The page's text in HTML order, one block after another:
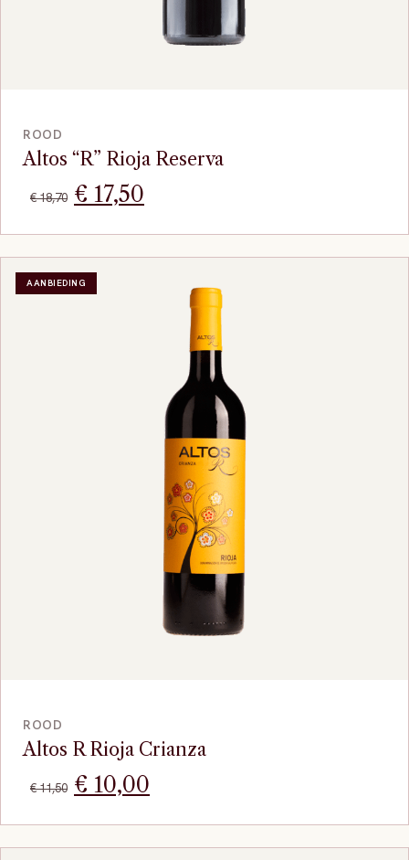
ROOD
Altos “R” Rioja Reserva
€18,70 Oorspronkelijke
prijs
was:
€ 18,70.
€ 17,50
prijs
is:
€ 17,50.
AANBIEDING
ROOD
Altos R Rioja Crianza
€11,50 Oorspronkelijke
prijs
was:
€ 10,00
prijs
is: